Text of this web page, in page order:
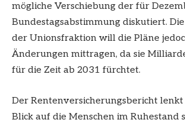
mögliche Verschiebung der für
Bundestagsabstimmung diskutiert.
der Unionsfraktion will die Pläne
Änderungen mittragen, da sie
für die Zeit ab 2031 fürchtet.
Der Rentenversicherungsbericht
Blick auf die Menschen im Ruhestand